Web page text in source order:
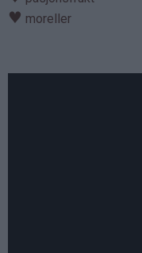
♥ moreller